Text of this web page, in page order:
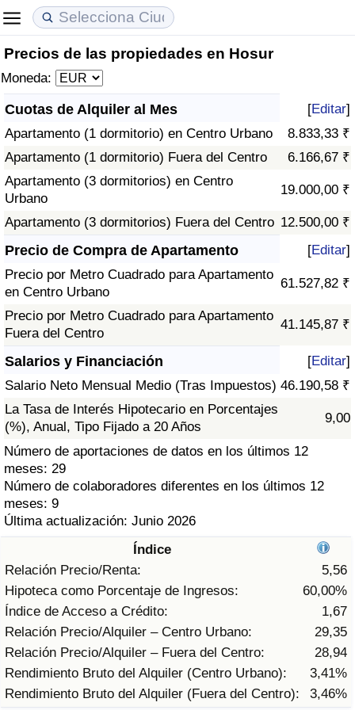
Precios de las propiedades en Hosur
Moneda:
Cuotas de Alquiler al Mes [Editar]
Apartamento (1 dormitorio) en Centro Urbano
8.833,33 ₹
Apartamento (1 dormitorio) Fuera del Centro
6.166,67 ₹
Apartamento (3 dormitorios) en Centro
Urbano
19.000,00 ₹
Apartamento (3 dormitorios) Fuera del Centro 12.500,00 ₹
Precio de Compra de Apartamento [Editar]
Precio por Metro Cuadrado para Apartamento
en Centro Urbano
61.527,82 ₹
Precio por Metro Cuadrado para Apartamento
Fuera del Centro
41.145,87 ₹
Salarios y Financiación [Editar]
Salario Neto Mensual Medio (Tras Impuestos) 46.190,58 ₹
La Tasa de Interés Hipotecario en Porcentajes
(%), Anual, Tipo Fijado a 20 Años
9,00
Número de aportaciones de datos en los últimos 12
meses: 29
Número de colaboradores diferentes en los últimos 12
meses: 9
Última actualización: Junio 2026
Índice
Relación Precio/Renta:
5,56
Hipoteca como Porcentaje de Ingresos:
60,00%
Índice de Acceso a Crédito:
1,67
Relación Precio/Alquiler – Centro Urbano:
29,35
Relación Precio/Alquiler – Fuera del Centro:
28,94
Rendimiento Bruto del Alquiler (Centro Urbano):
3,41%
Rendimiento Bruto del Alquiler (Fuera del Centro):
3,46%
Coste de vida
Índice de Costo de Vida (Actual)
Índice de Costo de Vida
Índice de costo de vida por país
en aqaba
Precios de las propiedades
Índice de Precios de Inmuebles (Actual)
Índice de Precios de Inmuebles
Índice de Precios de Inmuebles por País
Calidad de Vida
Índice de Calidad de Vida
Índice de Calidad de Vida (Actual)
Índice de calidad de vida por país
Delincuencia
Calificación del Índice de Criminalidad
(Actual)
Índice de Criminalidad
Índice de criminalidad por país
Sanidad
Índice de Sanidad (Actual)
Índice de Sanidad
Índice de Sanidad por País
Contaminación
Índice de Contaminación (Actual)
Índice de contaminación
Índice de Contaminación por País